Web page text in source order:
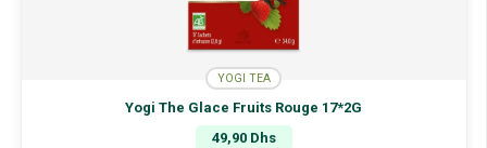
YOGI TEA
Yogi The Glace Fruits Rouge 17*2G
49,90 Dhs